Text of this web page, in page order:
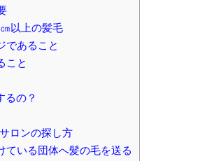
以上の髪毛
であること
こと
るの？
ロンの探し方
いる団体へ髪の毛を送る